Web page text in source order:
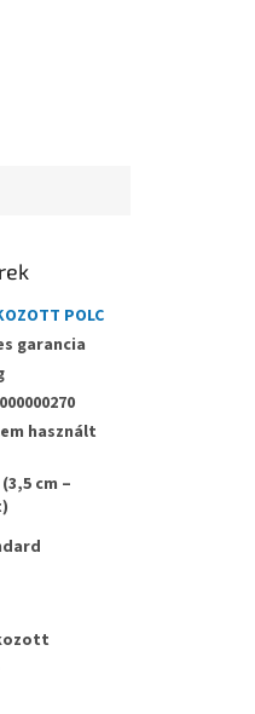
POLC
garancia
használt
cm –